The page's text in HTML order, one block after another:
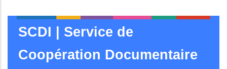
SCDI | Service de
Coopération Documentaire